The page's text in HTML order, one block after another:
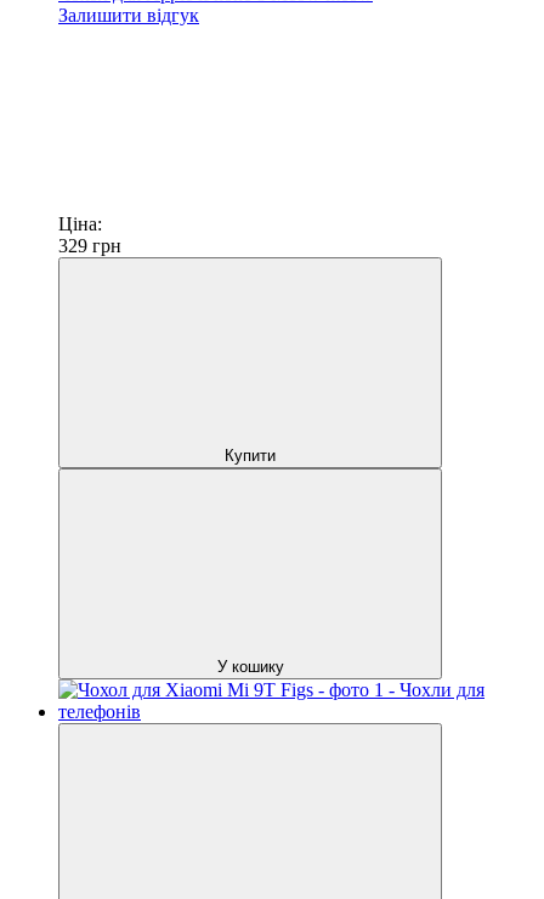
Залишити відгук
Ціна:
329 грн
Купити
У кошику